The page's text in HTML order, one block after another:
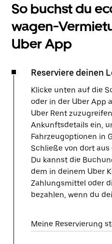
So buchst du
wagen-
Uber App
Reserviere deinen
Klicke unten auf die
oder in der Uber App
Uber Rent
Ankunftsdetails ein,
Fahrzeugoptionen in
Schließe von dort aus
Du kannst die
dem in deinem Uber
Zahlungsmittel oder
bezahlen, wenn du
Meine Reservierung